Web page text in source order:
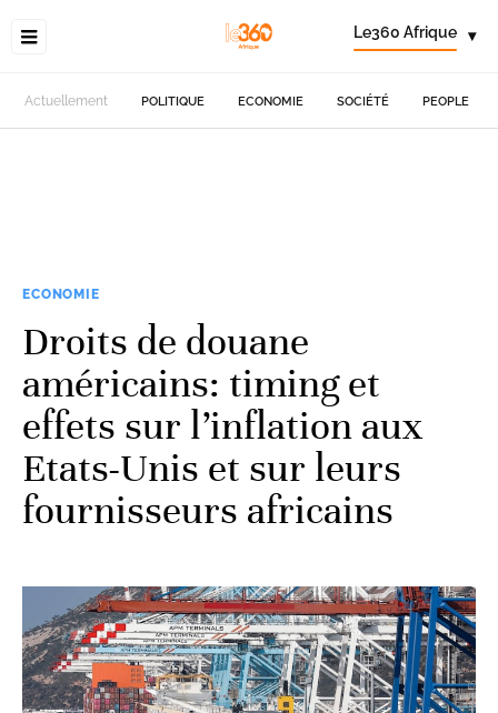
Le360 Afrique ▾
Actuellement POLITIQUE ECONOMIE SOCIÉTÉ PEOPLE
ECONOMIE
Droits de douane
américains: timing et
effets sur l’inflation aux
Etats-Unis et sur leurs
fournisseurs africains